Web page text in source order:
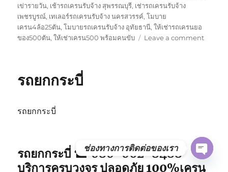
เข่ารายวัน, เช้ารถเครนรับจ้าง สุพรรณบุรี, เช่ารถเครนรับจ้าง
เพชรบูรณ์, เทเลอร์รถเครนรับจ้าง นครสวรรค์,โมบาย
เครน4ล้อ25ตัน,โมบายรถเครนรับจ้าง อุทัยธานี,ให้เช่ารถเครนยอ
ของ500ตัน,ให้เช่าเครน500 พร้อมคนขับ Leave a commenton
รถยกกระบี่
รถยกกระบี่
รถยกกระบี่ ☎ 080-062-8488
บริการครบวงจร ปลอดภัย 100%เครน
ช่องทางการติดต่อของเรา
OPEN